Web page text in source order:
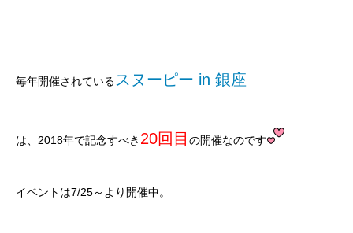
毎年開催されている スヌーピー in 銀座
は、2018年で記念すべき 20回目 の開催なのです
イベントは7/25～より開催中。